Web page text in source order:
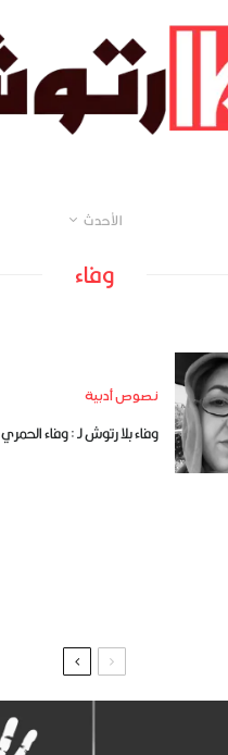
الأحدث
وفاء
نصوص أدبية
وفاء بلا رتوش لـ : وفاء الحمري